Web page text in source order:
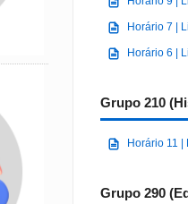
Horário 7 |
Horário 6 |
Grupo 210
Horário 11
Grupo 290